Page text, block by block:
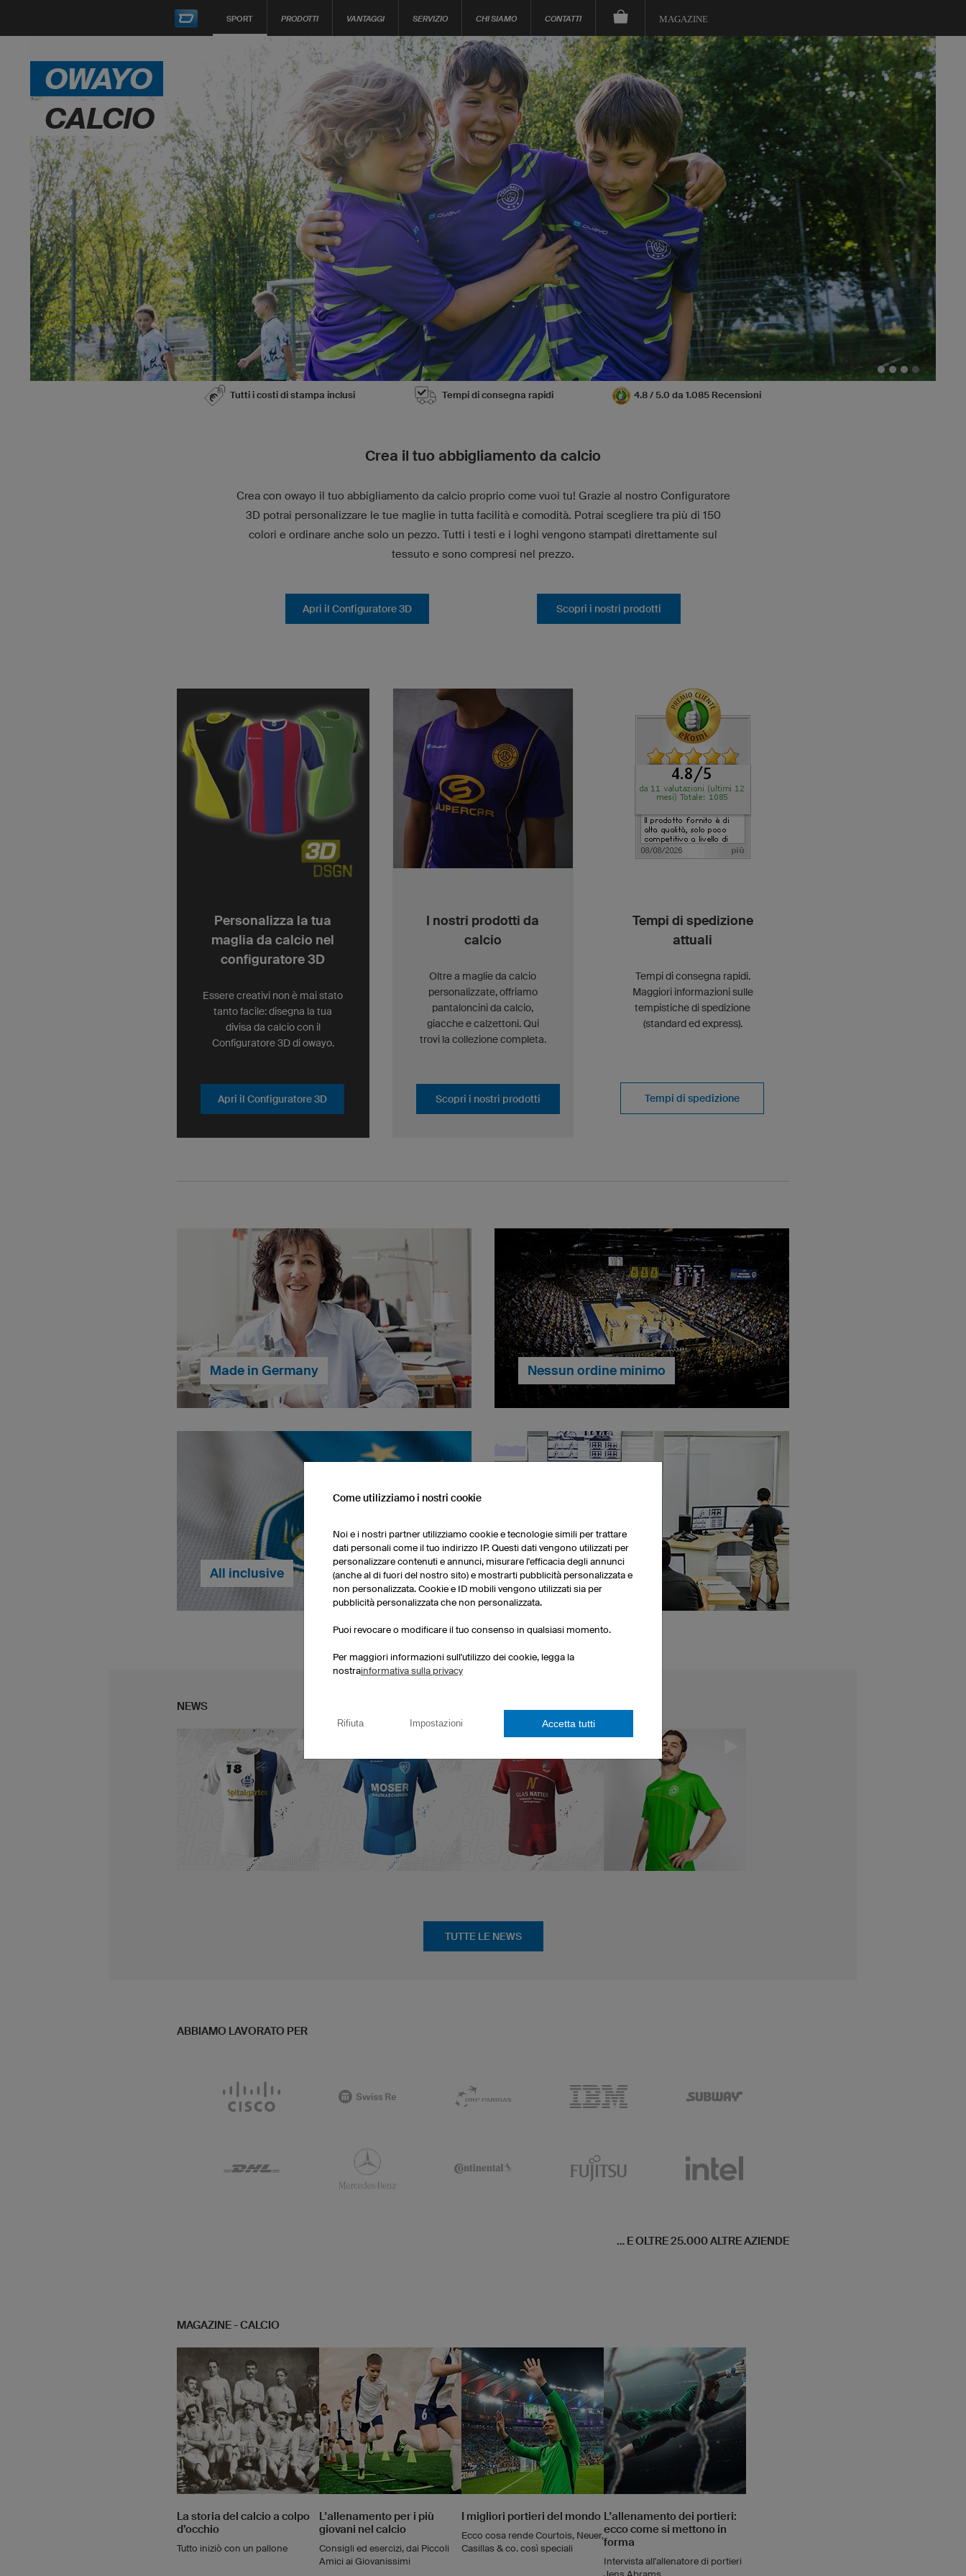
SPORT PRODOTTI VANTAGGI SERVIZIO CHI SIAMO CONTATTI MAGAZINE
OWAYO
CALCIO
Tutti i costi di stampa inclusi Tempi di consegna rapidi 4.8 / 5.0 da 1.085 Recensioni
Crea il tuo abbigliamento da calcio
Crea con owayo il tuo abbigliamento da calcio proprio come vuoi tu! Grazie al nostro Configuratore
3D potrai personalizzare le tue maglie in tutta facilità e comodità. Potrai scegliere tra più di 150
colori e ordinare anche solo un pezzo. Tutti i testi e i loghi vengono stampati direttamente sul
tessuto e sono compresi nel prezzo.
Apri il Configuratore 3D Scopri i nostri prodotti
Personalizza la tua
maglia da calcio nel
configuratore 3D
Essere creativi non è mai stato
tanto facile: disegna la tua
divisa da calcio con il
Configuratore 3D di owayo.
Apri il Configuratore 3D
I nostri prodotti da
calcio
Oltre a maglie da calcio
personalizzate, offriamo
pantaloncini da calcio,
giacche e calzettoni. Qui
trovi la collezione completa.
Scopri i nostri prodotti
Tempi di spedizione
attuali
Tempi di consegna rapidi.
Maggiori informazioni sulle
tempistiche di spedizione
(standard ed express).
Tempi di spedizione
Made in Germany
Germania. In questo modo offriamo ai nostri clienti
una qualità eccellente e garantiamo ai nostri
dipendenti le migliori condizioni di lavoro possibili.
Nessun ordine minimo
desideri. I tuoi capi di abbigliamento sportivo verranno
spediti in tempi rapidi, grazie alla nostra produzione
sita in Germania.
...per saperne di più
All inclusive
owayo ti permette di disegnare la tua maglia da calcio
... per saperne di più
Ricerca e sviluppo
Non scendiamo a compromessi se si tratta della
lavorazione minuzioso e impegnativo per sostenere al
meglio i nostri atleti, amatori o professionisti, nelle loro
prestazioni sportive.
... per saperne di più
NEWS
TUTTE LE NEWS
ABBIAMO LAVORATO PER
... E OLTRE 25.000 ALTRE AZIENDE
MAGAZINE - CALCIO
La storia del calcio a colpo
d’occhio
Tutto iniziò con un pallone
L'allenamento per i più
giovani nel calcio
Consigli ed esercizi, dai Piccoli
Amici ai Giovanissimi
I migliori portieri del mondo
Ecco cosa rende Courtois, Neuer,
Casillas & co. così speciali
L'allenamento dei portieri:
ecco come si mettono in
forma
Intervista all'allenatore di portieri
Come utilizziamo i nostri cookie
Noi e i nostri partner utilizziamo cookie e tecnologie simili per trattare
dati personali come il tuo indirizzo IP. Questi dati vengono utilizzati per
personalizzare contenuti e annunci, misurare l'efficacia degli annunci
(anche al di fuori del nostro sito) e mostrarti pubblicità personalizzata e
non personalizzata. Cookie e ID mobili vengono utilizzati sia per
pubblicità personalizzata che non personalizzata.
Puoi revocare o modificare il tuo consenso in qualsiasi momento.
Per maggiori informazioni sull'utilizzo dei cookie, legga la
nostrainformativa sulla privacy
Rifiuta Impostazioni Accetta tutti